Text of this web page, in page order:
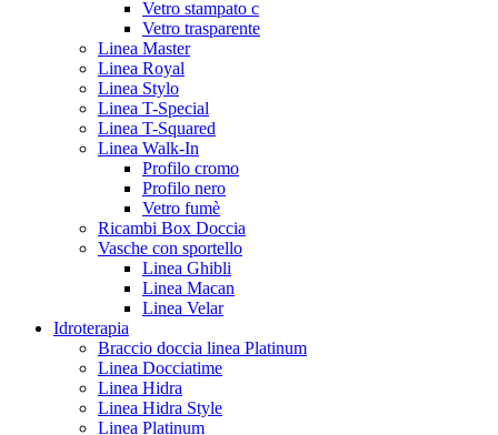
Vetro stampato c
Vetro trasparente
Linea Master
Linea Royal
Linea Stylo
Linea T-Special
Linea T-Squared
Linea Walk-In
Profilo cromo
Profilo nero
Vetro fumè
Ricambi Box Doccia
Vasche con sportello
Linea Ghibli
Linea Macan
Linea Velar
Idroterapia
Braccio doccia linea Platinum
Linea Docciatime
Linea Hidra
Linea Hidra Style
Linea Platinum